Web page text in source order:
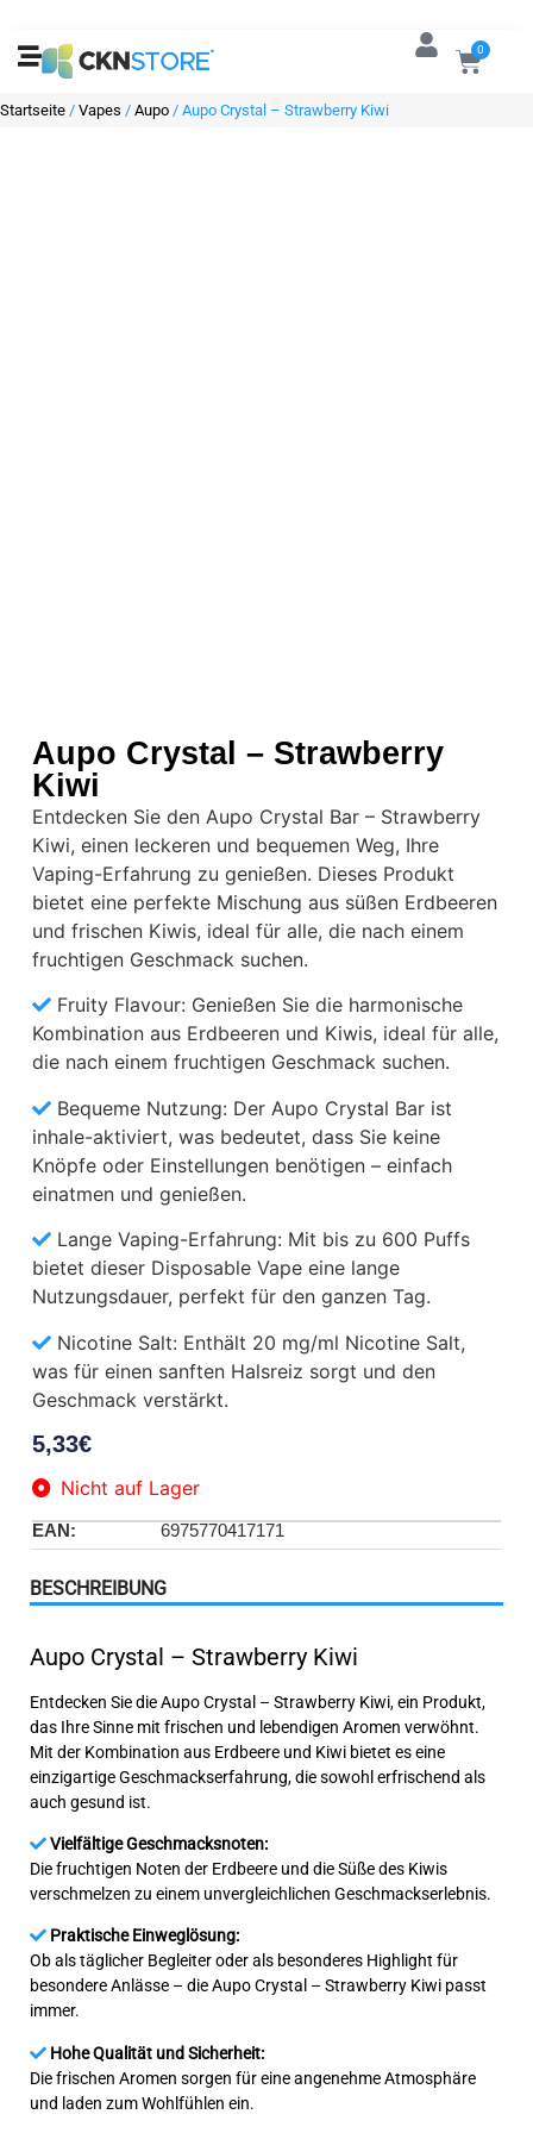
0
Startseite / Vapes / Aupo / Aupo Crystal – Strawberry Kiwi
Aupo Crystal – Strawberry
Kiwi
Entdecken Sie den Aupo Crystal Bar – Strawberry
Kiwi, einen leckeren und bequemen Weg, Ihre
Vaping-Erfahrung zu genießen. Dieses Produkt
bietet eine perfekte Mischung aus süßen Erdbeeren
und frischen Kiwis, ideal für alle, die nach einem
fruchtigen Geschmack suchen.
Fruity Flavour: Genießen Sie die harmonische
Kombination aus Erdbeeren und Kiwis, ideal für alle,
die nach einem fruchtigen Geschmack suchen.
Bequeme Nutzung: Der Aupo Crystal Bar ist
inhale-aktiviert, was bedeutet, dass Sie keine
Knöpfe oder Einstellungen benötigen – einfach
einatmen und genießen.
Lange Vaping-Erfahrung: Mit bis zu 600 Puffs
bietet dieser Disposable Vape eine lange
Nutzungsdauer, perfekt für den ganzen Tag.
Nicotine Salt: Enthält 20 mg/ml Nicotine Salt,
was für einen sanften Halsreiz sorgt und den
Geschmack verstärkt.
5,33€
Nicht auf Lager
EAN: 6975770417171
BESCHREIBUNG
Aupo Crystal – Strawberry Kiwi
Entdecken Sie die Aupo Crystal – Strawberry Kiwi, ein Produkt,
das Ihre Sinne mit frischen und lebendigen Aromen verwöhnt.
Mit der Kombination aus Erdbeere und Kiwi bietet es eine
einzigartige Geschmackserfahrung, die sowohl erfrischend als
auch gesund ist.
Vielfältige Geschmacksnoten:
Die fruchtigen Noten der Erdbeere und die Süße des Kiwis
verschmelzen zu einem unvergleichlichen Geschmackserlebnis.
Praktische Einweglösung:
Ob als täglicher Begleiter oder als besonderes Highlight für
besondere Anlässe – die Aupo Crystal – Strawberry Kiwi passt
immer.
Hohe Qualität und Sicherheit:
Die frischen Aromen sorgen für eine angenehme Atmosphäre
und laden zum Wohlfühlen ein.